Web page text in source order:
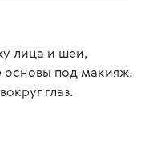
основы под макияж.
глаз.